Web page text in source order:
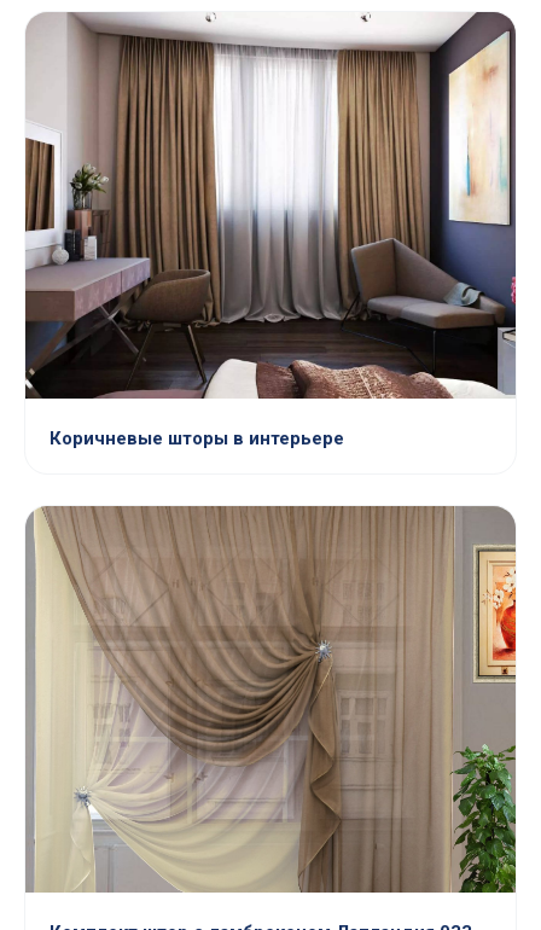
Коричневые шторы в интерьере